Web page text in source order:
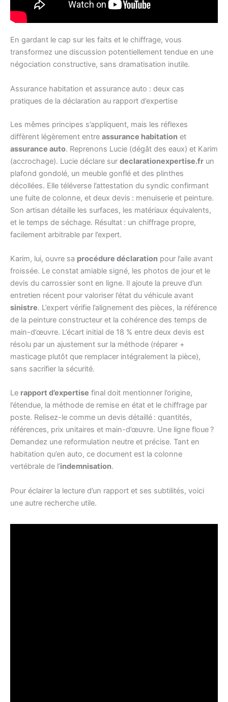
En gardant le cap sur les faits et le chiffrage, vous
transformez une discussion potentiellement tendue en une
négociation constructive, sans dramatisation inutile.
Assurance habitation et assurance auto : deux cas
pratiques de la déclaration au rapport d’expertise
Les mêmes principes s’appliquent, mais les réflexes
diffèrent légèrement entre assurance habitation et
assurance auto. Reprenons Lucie (dégât des eaux) et Karim
(accrochage). Lucie déclare sur declarationexpertise.fr un
plafond gondolé, un meuble gonflé et des plinthes
décollées. Elle téléverse l’attestation du syndic confirmant
une fuite de colonne, et deux devis : menuiserie et peinture.
Son artisan détaille les surfaces, les matériaux équivalents,
et le temps de séchage. Résultat : un chiffrage propre,
facilement arbitrable par l’expert.
Karim, lui, ouvre sa procédure déclaration pour l’aile avant
froissée. Le constat amiable signé, les photos de jour et le
devis du carrossier sont en ligne. Il ajoute la preuve d’un
entretien récent pour valoriser l’état du véhicule avant
sinistre. L’expert vérifie l’alignement des pièces, la référence
de la peinture constructeur et la cohérence des temps de
main-d’œuvre. L’écart initial de 18 % entre deux devis est
résolu par un ajustement sur la méthode (réparer +
masticage plutôt que remplacer intégralement la pièce),
sans sacrifier la sécurité.
Le rapport d’expertise final doit mentionner l’origine,
l’étendue, la méthode de remise en état et le chiffrage par
poste. Relisez-le comme un devis détaillé : quantités,
références, prix unitaires et main-d’œuvre. Une ligne floue ?
Demandez une reformulation neutre et précise. Tant en
habitation qu’en auto, ce document est la colonne
vertébrale de l’indemnisation.
Pour éclairer la lecture d’un rapport et ses subtilités, voici
une autre recherche utile.